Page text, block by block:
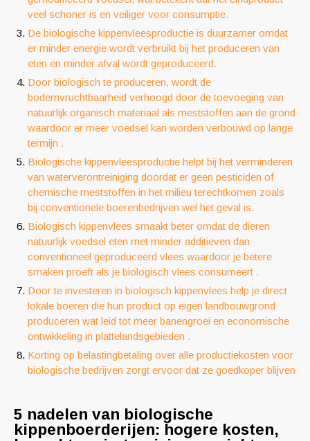
veel schoner is en veiliger voor consumptie.
De biologische kippenvleesproductie is duurzamer omdat
er minder energie wordt verbruikt bij het produceren van
eten en minder afval wordt geproduceerd.
Door biologisch te produceren, wordt de
bodemvruchtbaarheid verhoogd door de toevoeging van
natuurlijk organisch materiaal als meststoffen aan de grond
waardoor er meer voedsel kan worden verbouwd op lange
termijn .
Biologische kippenvleesproductie helpt bij het verminderen
van waterverontreiniging doordat er geen pesticiden of
chemische meststoffen in het milieu terechtkomen zoals
bij conventionele boerenbedrijven wel het geval is.
Biologisch kippenvlees smaakt beter omdat de dieren
natuurlijk voedsel eten met minder additieven dan
conventioneel geproduceerd vlees waardoor je betere
smaken proeft als je biologisch vlees consumeert .
Door te investeren in biologisch kippenvlees help je direct
lokale boeren die hun product op eigen landbouwgrond
produceren wat leid tot meer banengroei en economische
ontwikkeling in plattelandsgebieden .
Korting op belastingbetaling over alle productiekosten voor
biologische bedrijven zorgt ervoor dat ze goedkoper blijven
5 nadelen van biologische
kippenboerderijen: hogere kosten,